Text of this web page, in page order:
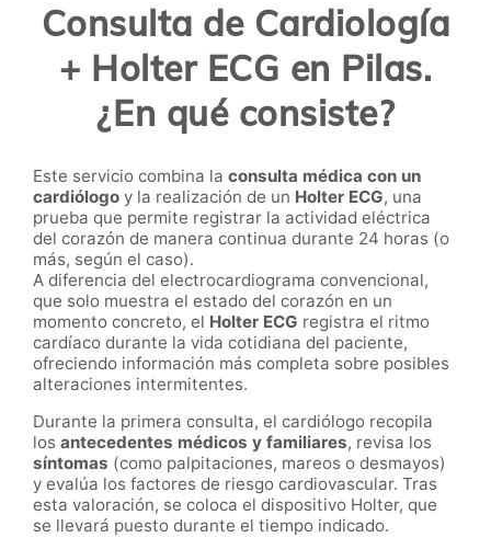
Consulta de Cardiología
+ Holter ECG en Pilas.
¿En qué consiste?
Este servicio combina la consulta médica con un
cardiólogo y la realización de un Holter ECG, una
prueba que permite registrar la actividad eléctrica
del corazón de manera continua durante 24 horas (o
más, según el caso).
A diferencia del electrocardiograma convencional,
que solo muestra el estado del corazón en un
momento concreto, el Holter ECG registra el ritmo
cardíaco durante la vida cotidiana del paciente,
ofreciendo información más completa sobre posibles
alteraciones intermitentes.
Durante la primera consulta, el cardiólogo recopila
los antecedentes médicos y familiares, revisa los
síntomas (como palpitaciones, mareos o desmayos)
y evalúa los factores de riesgo cardiovascular. Tras
esta valoración, se coloca el dispositivo Holter, que
se llevará puesto durante el tiempo indicado.